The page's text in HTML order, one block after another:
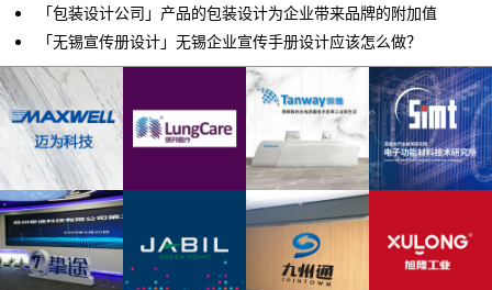
「包装设计公司」产品的包装设计为企业带来品牌的附加值
「无锡宣传册设计」无锡企业宣传手册设计应该怎么做？